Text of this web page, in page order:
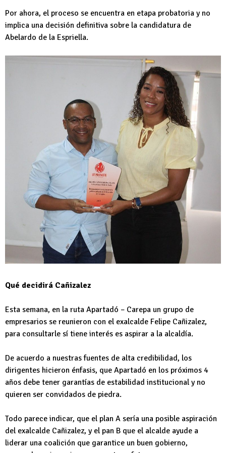
Por ahora, el proceso se encuentra en etapa probatoria y no
implica una decisión definitiva sobre la candidatura de
Abelardo de la Espriella.
Qué decidirá Cañizalez
Esta semana, en la ruta Apartadó – Carepa un grupo de
empresarios se reunieron con el exalcalde Felipe Cañizalez,
para consultarle sí tiene interés es aspirar a la alcaldía.
De acuerdo a nuestras fuentes de alta credibilidad, los
dirigentes hicieron énfasis, que Apartadó en los próximos 4
años debe tener garantías de estabilidad institucional y no
quieren ser convidados de piedra.
Todo parece indicar, que el plan A sería una posible aspiración
del exalcalde Cañizalez, y el pan B que el alcalde ayude a
liderar una coalición que garantice un buen gobierno,